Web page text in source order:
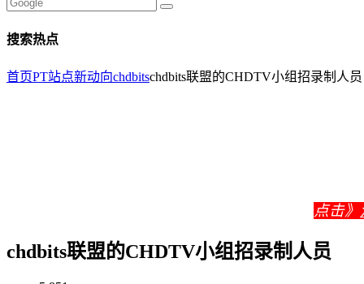
搜索热点
首页PT站点新动向chdbitschdbits联盟的CHDTV小组招录制人员
点击》
chdbits联盟的CHDTV小组招录制人员